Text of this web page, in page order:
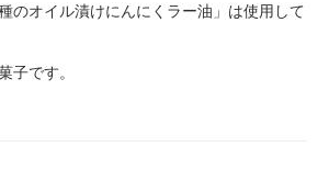
のオイル漬けにんにくラー油」は使用して
子です。